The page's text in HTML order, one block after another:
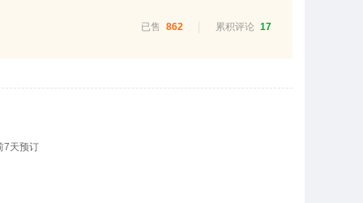
已售 862 累积评论 17
7天预订